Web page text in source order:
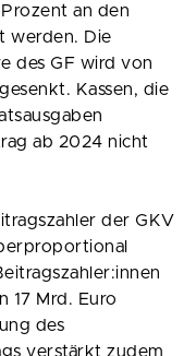
an den
werden. Die
des GF wird von
Kassen, die
ab 2024 nicht
der GKV
17 Mrd. Euro
des
verstärkt zudem